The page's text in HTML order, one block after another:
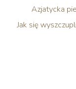
Azjatycka
Jak się